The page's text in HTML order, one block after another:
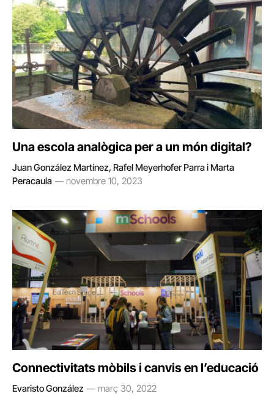
Una escola analògica per a un món digital?
Juan González Martínez, Rafel Meyerhofer Parra i Marta
Peracaula
novembre 10, 2023
Connectivitats mòbils i canvis en l’educació
Evaristo González març 30, 2022